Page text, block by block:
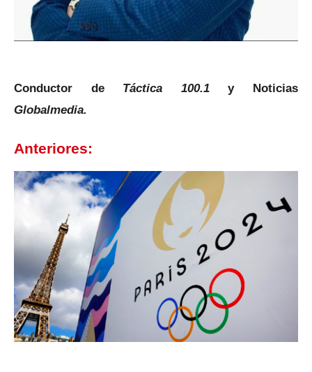
Conductor de Táctica 100.1y Noticias
Globalmedia.
Anteriores: